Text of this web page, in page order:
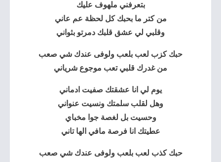
بتعرفني ملهوف عليك
من كتر ما بحبك كل لحظة عم عاني
وقلبي لي عشق قلبك دمرتو بثواني
حبك كزب لعب بلعب ولوفى عندك شي صعب
من غدرك قلبي تعب موجوع شرياني
يوم لي انا عشقتك صفيت ادماني
وهل لقلب سلمتك ونسيت عنواني
وحسيت بل لغصة جوا مخباي
عطيتك انا فرصة مافي الها تاني
حبك كذب لعب بلعب ولوفى عندك شي صعب